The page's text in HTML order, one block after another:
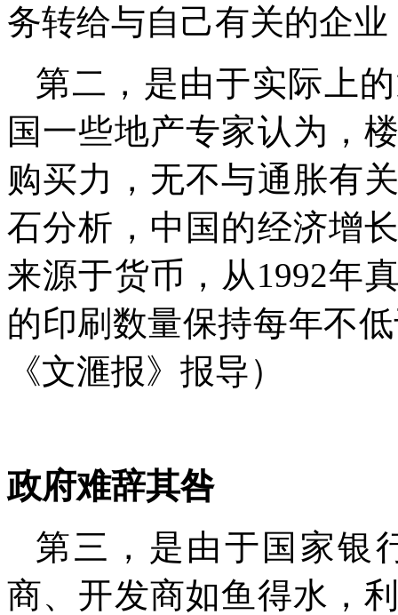
务转给与自己有关的企
第二，是由于实际上
国一些地产专家认为，
购买力，无不与通胀有
石分析，中国的经济增
来源于货币，从1992年
的印刷数量保持每年不
《文滙报》报导）
政府难辞其咎
第三，是由于国家银
商、开发商如鱼得水，